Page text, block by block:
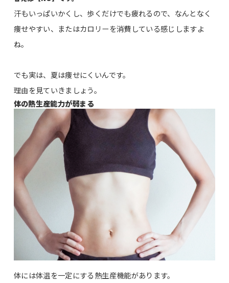
汗もいっぱいかくし、歩くだけでも疲れるので、なんとなく
痩せやすい、またはカロリーを消費している感じしますよ
ね。
でも実は、夏は痩せにくいんです。
理由を見ていきましょう。
体の熱生産能力が弱まる
体には体温を一定にする熱生産機能があります。